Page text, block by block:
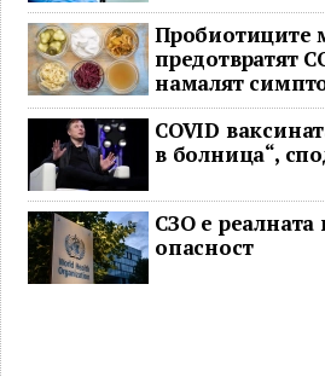
Пробиотиците
предотвратят
намалят
неваксинирани
COVID
в болница“,
СЗО е реалната
опасност